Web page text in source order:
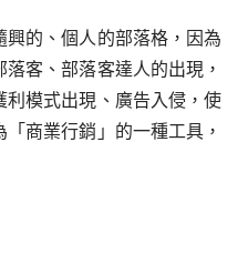
的、個人的部落格，因為
客、部落客達人的出現，
模式出現、廣告入侵，使
商業行銷」的一種工具，